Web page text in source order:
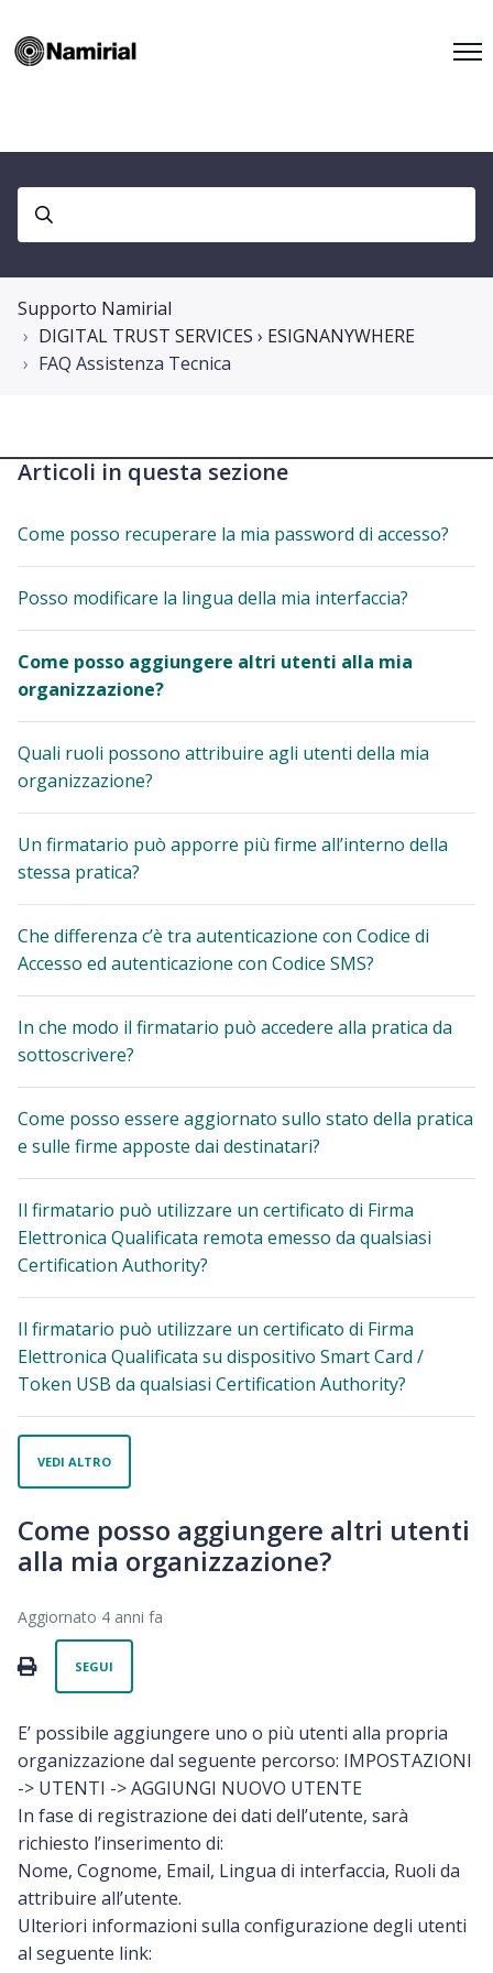
Supporto Namirial
DIGITAL TRUST SERVICES › ESIGNANYWHERE
FAQ Assistenza Tecnica
Articoli in questa sezione
Come posso recuperare la mia password di accesso?
Posso modificare la lingua della mia interfaccia?
Come posso aggiungere altri utenti alla mia
organizzazione?
Quali ruoli possono attribuire agli utenti della mia
organizzazione?
Un firmatario può apporre più firme all’interno della
stessa pratica?
Che differenza c’è tra autenticazione con Codice di
Accesso ed autenticazione con Codice SMS?
In che modo il firmatario può accedere alla pratica da
sottoscrivere?
Come posso essere aggiornato sullo stato della pratica
e sulle firme apposte dai destinatari?
Il firmatario può utilizzare un certificato di Firma
Elettronica Qualificata remota emesso da qualsiasi
Certification Authority?
Il firmatario può utilizzare un certificato di Firma
Elettronica Qualificata su dispositivo Smart Card /
Token USB da qualsiasi Certification Authority?
VEDI ALTRO
Come posso aggiungere altri utenti
alla mia organizzazione?
Aggiornato 4 anni fa
PRINT
SEGUI
E’ possibile aggiungere uno o più utenti alla propria
organizzazione dal seguente percorso: IMPOSTAZIONI
-> UTENTI -> AGGIUNGI NUOVO UTENTE
In fase di registrazione dei dati dell’utente, sarà
richiesto l’inserimento di:
Nome, Cognome, Email, Lingua di interfaccia, Ruoli da
attribuire all’utente.
Ulteriori informazioni sulla configurazione degli utenti
al seguente link: